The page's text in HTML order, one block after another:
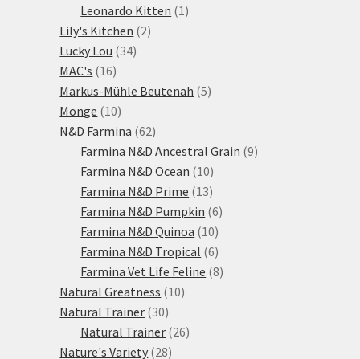
Leonardo Kitten 1 1
Lily's Kitchen 22
Lucky Lou 3434
MAC's 1616
produktů
Markus-Mühle Beutenah 55
Monge 1010
produktů
N&D Farmina 6262
produktů
Farmina N&D Ancestral Grain 99
Farmina N&D Ocean 1010
produktů
Farmina N&D Prime 1313
produktů
Farmina N&D Pumpkin 66
Farmina N&D Quinoa 1010
produktů
Farmina N&D Tropical 66
produktů
Farmina Vet Life Feline 88
Natural Greatness 1010
Natural Trainer 3030
produktů
Natural Trainer 2626
Nature's Variety 2828